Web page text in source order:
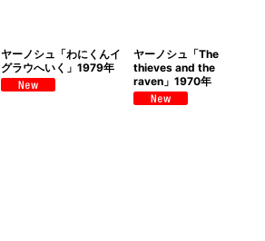
ヤーノシュ「わにくんイ
グラウへいく」1979年
ヤーノシュ「The
thieves and the
raven」1970年